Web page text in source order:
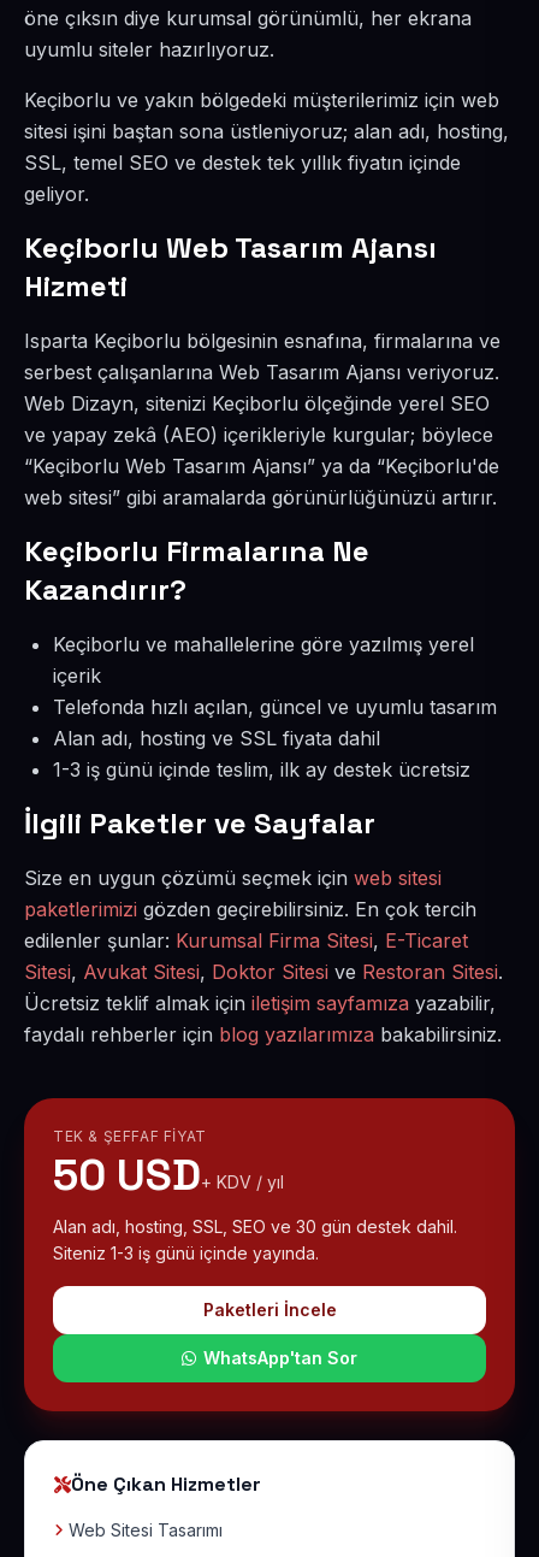
öne çıksın diye kurumsal görünümlü, her ekrana
uyumlu siteler hazırlıyoruz.
Keçiborlu ve yakın bölgedeki müşterilerimiz için web
sitesi işini baştan sona üstleniyoruz; alan adı, hosting,
SSL, temel SEO ve destek tek yıllık fiyatın içinde
geliyor.
Keçiborlu Web Tasarım Ajansı
Hizmeti
Isparta Keçiborlu bölgesinin esnafına, firmalarına ve
serbest çalışanlarına Web Tasarım Ajansı veriyoruz.
Web Dizayn, sitenizi Keçiborlu ölçeğinde yerel SEO
ve yapay zekâ (AEO) içerikleriyle kurgular; böylece
“Keçiborlu Web Tasarım Ajansı” ya da “Keçiborlu'de
web sitesi” gibi aramalarda görünürlüğünüzü artırır.
Keçiborlu Firmalarına Ne
Kazandırır?
Keçiborlu ve mahallelerine göre yazılmış yerel
içerik
Telefonda hızlı açılan, güncel ve uyumlu tasarım
Alan adı, hosting ve SSL fiyata dahil
1-3 iş günü içinde teslim, ilk ay destek ücretsiz
İlgili Paketler ve Sayfalar
Size en uygun çözümü seçmek için web sitesi
paketlerimizi gözden geçirebilirsiniz. En çok tercih
edilenler şunlar: Kurumsal Firma Sitesi, E-Ticaret
Sitesi, Avukat Sitesi, Doktor Sitesi ve Restoran Sitesi.
Ücretsiz teklif almak için iletişim sayfamıza yazabilir,
faydalı rehberler için blog yazılarımıza bakabilirsiniz.
TEK & ŞEFFAF FIYAT
50 USD+ KDV / yıl
Alan adı, hosting, SSL, SEO ve 30 gün destek dahil.
Siteniz 1-3 iş günü içinde yayında.
Paketleri İncele
WhatsApp'tan Sor
Öne Çıkan Hizmetler
Web Sitesi Tasarımı